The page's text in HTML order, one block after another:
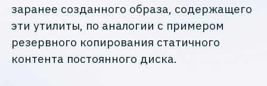
заранее созданного образа, содержащего
эти утилиты, по аналогии с примером
резервного копирования статичного
контента постоянного диска.